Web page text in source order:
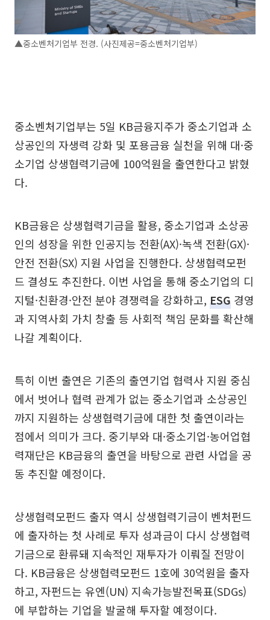
▲중소벤처기업부 전경. (사진제공=중소벤처기업부)
중소벤처기업부는 5일 KB금융지주가 중소기업과 소
상공인의 자생력 강화 및 포용금융 실천을 위해 대·중
소기업 상생협력기금에 100억원을 출연한다고 밝혔
다.
KB금융은 상생협력기금을 활용, 중소기업과 소상공
인의 성장을 위한 인공지능 전환(AX)·녹색 전환(GX)·
안전 전환(SX) 지원 사업을 진행한다. 상생협력모펀
드 결성도 추진한다. 이번 사업을 통해 중소기업의 디
지털·친환경·안전 분야 경쟁력을 강화하고, ESG 경영
과 지역사회 가치 창출 등 사회적 책임 문화를 확산해
나갈 계획이다.
특히 이번 출연은 기존의 출연기업 협력사 지원 중심
에서 벗어나 협력 관계가 없는 중소기업과 소상공인
까지 지원하는 상생협력기금에 대한 첫 출연이라는
점에서 의미가 크다. 중기부와 대·중소기업·농어업협
력재단은 KB금융의 출연을 바탕으로 관련 사업을 공
동 추진할 예정이다.
상생협력모펀드 출자 역시 상생협력기금이 벤처펀드
에 출자하는 첫 사례로 투자 성과금이 다시 상생협력
기금으로 환류돼 지속적인 재투자가 이뤄질 전망이
다. KB금융은 상생협력모펀드 1호에 30억원을 출자
하고, 자펀드는 유엔(UN) 지속가능발전목표(SDGs)
에 부합하는 기업을 발굴해 투자할 예정이다.